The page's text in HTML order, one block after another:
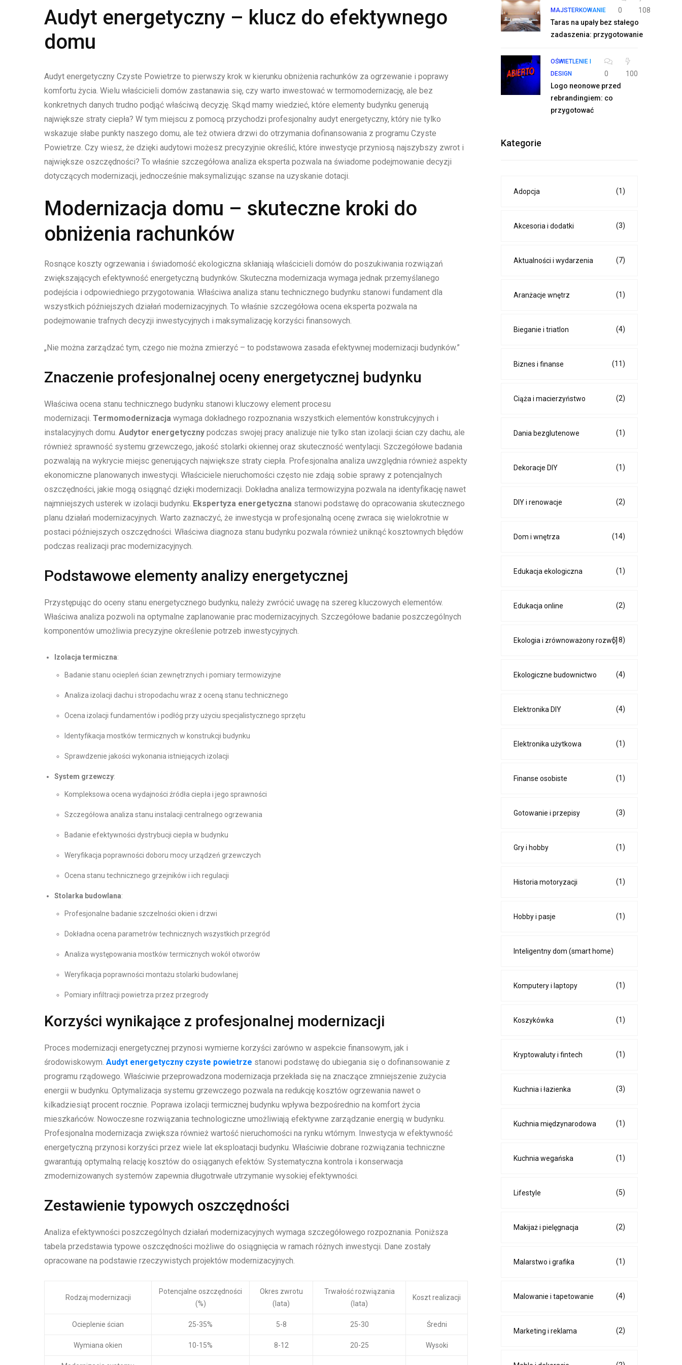
Audyt energetyczny – klucz do efektywnego
domu
Audyt energetyczny Czyste Powietrze to pierwszy krok w kierunku obniżenia rachunków za ogrzewanie i poprawy
komfortu życia. Wielu właścicieli domów zastanawia się, czy warto inwestować w termomodernizację, ale bez
konkretnych danych trudno podjąć właściwą decyzję. Skąd mamy wiedzieć, które elementy budynku generują
największe straty ciepła? W tym miejscu z pomocą przychodzi profesjonalny audyt energetyczny, który nie tylko
wskazuje słabe punkty naszego domu, ale też otwiera drzwi do otrzymania dofinansowania z programu Czyste
Powietrze. Czy wiesz, że dzięki audytowi możesz precyzyjnie określić, które inwestycje przyniosą najszybszy zwrot i
największe oszczędności? To właśnie szczegółowa analiza eksperta pozwala na świadome podejmowanie decyzji
dotyczących modernizacji, jednocześnie maksymalizując szanse na uzyskanie dotacji.
Modernizacja domu – skuteczne kroki do
obniżenia rachunków
Rosnące koszty ogrzewania i świadomość ekologiczna skłaniają właścicieli domów do poszukiwania rozwiązań
zwiększających efektywność energetyczną budynków. Skuteczna modernizacja wymaga jednak przemyślanego
podejścia i odpowiedniego przygotowania. Właściwa analiza stanu technicznego budynku stanowi fundament dla
wszystkich późniejszych działań modernizacyjnych. To właśnie szczegółowa ocena eksperta pozwala na
podejmowanie trafnych decyzji inwestycyjnych i maksymalizację korzyści finansowych.
„Nie można zarządzać tym, czego nie można zmierzyć – to podstawowa zasada efektywnej modernizacji budynków.”
Znaczenie profesjonalnej oceny energetycznej budynku
Właściwa ocena stanu technicznego budynku stanowi kluczowy element procesu
modernizacji. Termomodernizacja wymaga dokładnego rozpoznania wszystkich elementów konstrukcyjnych i
instalacyjnych domu. Audytor energetyczny podczas swojej pracy analizuje nie tylko stan izolacji ścian czy dachu, ale
również sprawność systemu grzewczego, jakość stolarki okiennej oraz skuteczność wentylacji. Szczegółowe badania
pozwalają na wykrycie miejsc generujących największe straty ciepła. Profesjonalna analiza uwzględnia również aspekty
ekonomiczne planowanych inwestycji. Właściciele nieruchomości często nie zdają sobie sprawy z potencjalnych
oszczędności, jakie mogą osiągnąć dzięki modernizacji. Dokładna analiza termowizyjna pozwala na identyfikację nawet
najmniejszych usterek w izolacji budynku. Ekspertyza energetyczna stanowi podstawę do opracowania skutecznego
planu działań modernizacyjnych. Warto zaznaczyć, że inwestycja w profesjonalną ocenę zwraca się wielokrotnie w
postaci późniejszych oszczędności. Właściwa diagnoza stanu budynku pozwala również uniknąć kosztownych błędów
podczas realizacji prac modernizacyjnych.
Podstawowe elementy analizy energetycznej
Przystępując do oceny stanu energetycznego budynku, należy zwrócić uwagę na szereg kluczowych elementów.
Właściwa analiza pozwoli na optymalne zaplanowanie prac modernizacyjnych. Szczegółowe badanie poszczególnych
komponentów umożliwia precyzyjne określenie potrzeb inwestycyjnych.
Izolacja termiczna:
Badanie stanu ociepleń ścian zewnętrznych i pomiary termowizyjne
Analiza izolacji dachu i stropodachu wraz z oceną stanu technicznego
Ocena izolacji fundamentów i podłóg przy użyciu specjalistycznego sprzętu
Identyfikacja mostków termicznych w konstrukcji budynku
Sprawdzenie jakości wykonania istniejących izolacji
System grzewczy:
Kompleksowa ocena wydajności źródła ciepła i jego sprawności
Szczegółowa analiza stanu instalacji centralnego ogrzewania
Badanie efektywności dystrybucji ciepła w budynku
Weryfikacja poprawności doboru mocy urządzeń grzewczych
Ocena stanu technicznego grzejników i ich regulacji
Stolarka budowlana:
Profesjonalne badanie szczelności okien i drzwi
Dokładna ocena parametrów technicznych wszystkich przegród
Analiza występowania mostków termicznych wokół otworów
Weryfikacja poprawności montażu stolarki budowlanej
Pomiary infiltracji powietrza przez przegrody
Korzyści wynikające z profesjonalnej modernizacji
Proces modernizacji energetycznej przynosi wymierne korzyści zarówno w aspekcie finansowym, jak i
środowiskowym. Audyt energetyczny czyste powietrze stanowi podstawę do ubiegania się o dofinansowanie z
programu rządowego. Właściwie przeprowadzona modernizacja przekłada się na znaczące zmniejszenie zużycia
energii w budynku. Optymalizacja systemu grzewczego pozwala na redukcję kosztów ogrzewania nawet o
kilkadziesiąt procent rocznie. Poprawa izolacji termicznej budynku wpływa bezpośrednio na komfort życia
mieszkańców. Nowoczesne rozwiązania technologiczne umożliwiają efektywne zarządzanie energią w budynku.
Profesjonalna modernizacja zwiększa również wartość nieruchomości na rynku wtórnym. Inwestycja w efektywność
energetyczną przynosi korzyści przez wiele lat eksploatacji budynku. Właściwie dobrane rozwiązania techniczne
gwarantują optymalną relację kosztów do osiąganych efektów. Systematyczna kontrola i konserwacja
zmodernizowanych systemów zapewnia długotrwałe utrzymanie wysokiej efektywności.
Zestawienie typowych oszczędności
Analiza efektywności poszczególnych działań modernizacyjnych wymaga szczegółowego rozpoznania. Poniższa
tabela przedstawia typowe oszczędności możliwe do osiągnięcia w ramach różnych inwestycji. Dane zostały
opracowane na podstawie rzeczywistych projektów modernizacyjnych.
Rodzaj modernizacji
Potencjalne oszczędności
(%)
Okres zwrotu
(lata)
Trwałość rozwiązania
(lata)
Koszt realizacji
Ocieplenie ścian 25-35% 5-8 25-30 Średni
Wymiana okien 10-15% 8-12 20-25 Wysoki
MAJSTERKOWANIE
0
108
Taras na upały bez stałego
zadaszenia: przygotowanie
OŚWIETLENIE I
DESIGN
0
100
Logo neonowe przed
rebrandingiem: co
przygotować
Kategorie
Adopcja (1)
Akcesoria i dodatki (3)
Aktualności i wydarzenia (7)
Aranżacje wnętrz (1)
Bieganie i triatlon (4)
Biznes i finanse (11)
Ciąża i macierzyństwo (2)
Dania bezglutenowe (1)
Dekoracje DIY (1)
DIY i renowacje (2)
Dom i wnętrza (14)
Edukacja ekologiczna (1)
Edukacja online (2)
Ekologia i zrównoważony rozwój(18)
Ekologiczne budownictwo (4)
Elektronika DIY (4)
Elektronika użytkowa (1)
Finanse osobiste (1)
Gotowanie i przepisy (3)
Gry i hobby (1)
Historia motoryzacji (1)
Hobby i pasje (1)
Inteligentny dom (smart home)
Komputery i laptopy (1)
Koszykówka (1)
Kryptowaluty i fintech (1)
Kuchnia i łazienka (3)
Kuchnia międzynarodowa (1)
Kuchnia wegańska (1)
Lifestyle (5)
Makijaż i pielęgnacja (2)
Malarstwo i grafika (1)
Malowanie i tapetowanie (4)
Marketing i reklama (2)